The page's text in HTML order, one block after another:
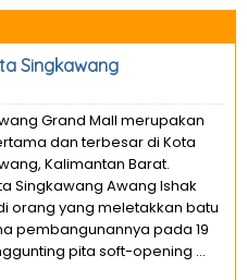
Singkawang
Grand Mall merupakan
dan terbesar di Kota
Kalimantan Barat.
Singkawang Awang Ishak
orang yang meletakkan batu
pembangunannya pada 19
pita soft-opening ...